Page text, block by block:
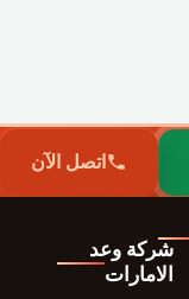
اتصل الآن
شركة وعد
الامارات